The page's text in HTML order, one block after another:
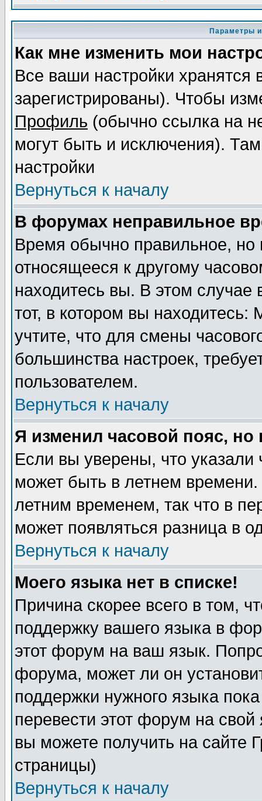
Параметры
Как мне изменить мои
Все ваши настройки
зарегистрированы). Чтобы
Профиль (обычно ссылка на
могут быть и исключения).
настройки
Вернуться к началу
В форумах неправильное
Время обычно правильное,
относящееся к другому
находитесь вы. В этом
тот, в котором вы
учтите, что для смены
большинства настроек,
пользователем.
Вернуться к началу
Я изменил часовой пояс,
Если вы уверены, что указали
может быть в летнем
летним временем, так что в
может появляться разница в
Вернуться к началу
Моего языка нет в списке!
Причина скорее всего в том,
поддержку вашего языка в
этот форум на ваш язык.
форума, может ли он
поддержки нужного языка
перевести этот форум на
вы можете получить на сайте
страницы)
Вернуться к началу